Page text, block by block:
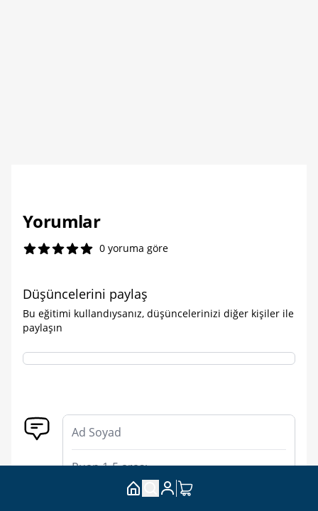
Yorumlar
0 yoruma göre
Düşüncelerini paylaş
Bu eğitimi kullandıysanız, düşüncelerinizi diğer kişiler ile
paylaşın
Yeni YorumAd Soyad